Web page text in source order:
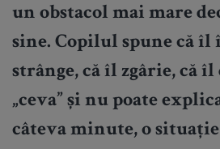
un obstacol mai mare
sine. Copilul spune că îl
strânge, că îl zgârie, că îl
„ceva” și nu poate
câteva minute, o situație